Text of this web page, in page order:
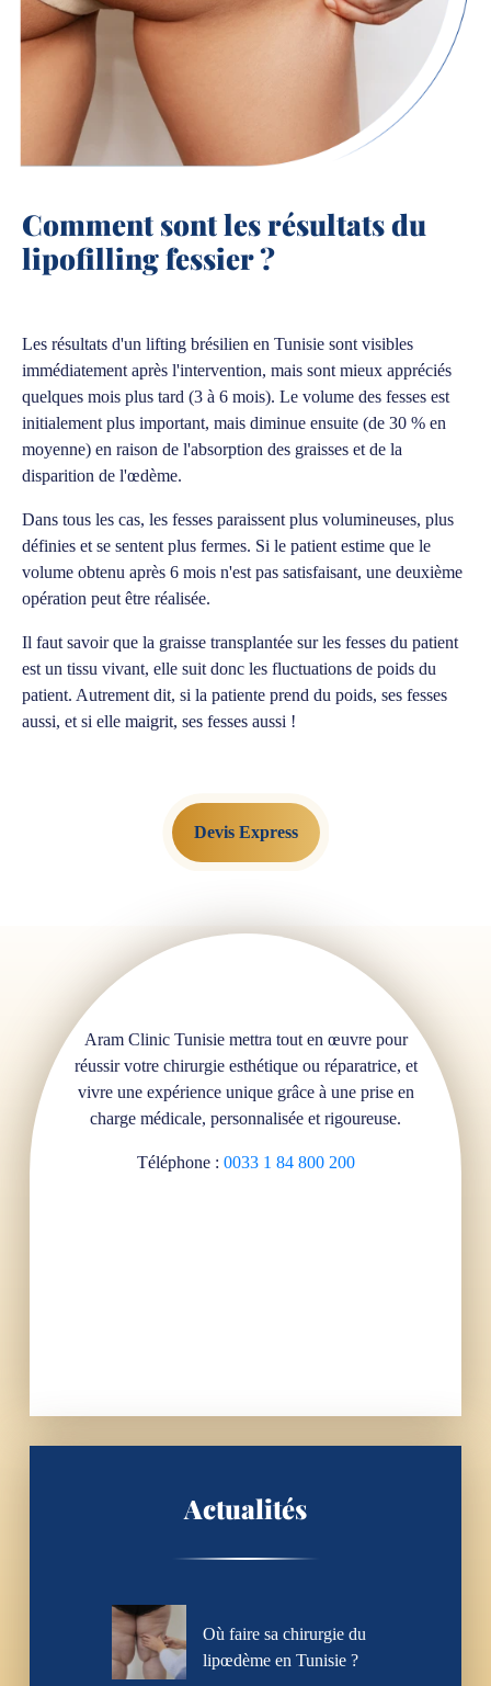
Comment sont les résultats du
lipofilling fessier ?
Les résultats d'un lifting brésilien en Tunisie sont visibles
immédiatement après l'intervention, mais sont mieux appréciés
quelques mois plus tard (3 à 6 mois). Le volume des fesses est
initialement plus important, mais diminue ensuite (de 30 % en
moyenne) en raison de l'absorption des graisses et de la
disparition de l'œdème.
Dans tous les cas, les fesses paraissent plus volumineuses, plus
définies et se sentent plus fermes. Si le patient estime que le
volume obtenu après 6 mois n'est pas satisfaisant, une deuxième
opération peut être réalisée.
Il faut savoir que la graisse transplantée sur les fesses du patient
est un tissu vivant, elle suit donc les fluctuations de poids du
patient. Autrement dit, si la patiente prend du poids, ses fesses
aussi, et si elle maigrit, ses fesses aussi !
Devis Express
Aram Clinic Tunisie mettra tout en œuvre pour
réussir votre chirurgie esthétique ou réparatrice, et
vivre une expérience unique grâce à une prise en
charge médicale, personnalisée et rigoureuse.
Téléphone : 0033 1 84 800 200
Actualités
Où faire sa chirurgie du
lipœdème en Tunisie ?